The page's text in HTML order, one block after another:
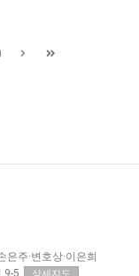
은주·변호상·이은희